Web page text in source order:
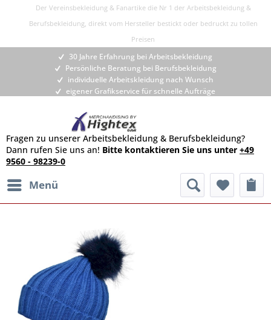
Der Vereinsbekleidung & Fanartike die Nr 1 der Arbeitsbekleidung &
Berufsbekleidung, direkt vom Hersteller bestickt oder bedruckt zu tollen
Preisen
30 Jahre Erfahrung bei Arbeitsbekleidung
Persönliche Beratung bei Berufsbekleidung
individuelle Arbeitskleidung nach Wunsch
eigener Grafikservice für schnelle Aufträge
Fragen zu unserer Arbeitsbekleidung & Berufsbekleidung?
Dann rufen Sie uns an! Bitte kontaktieren Sie uns unter +49
9560 - 98239-0
Menü